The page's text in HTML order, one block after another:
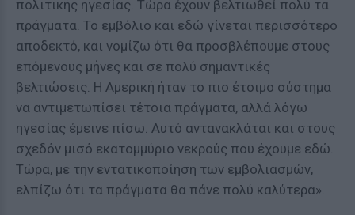
πολιτικής ηγεσίας. Τώρα έχουν βελτιωθεί πολύ τα
πράγματα. Το εμβόλιο και εδώ γίνεται περισσότερο
αποδεκτό, και νομίζω ότι θα προσβλέπουμε στους
επόμενους μήνες και σε πολύ σημαντικές
βελτιώσεις. Η Αμερική ήταν το πιο έτοιμο σύστημα
να αντιμετωπίσει τέτοια πράγματα, αλλά λόγω
ηγεσίας έμεινε πίσω. Αυτό αντανακλάται και στους
σχεδόν μισό εκατομμύριο νεκρούς που έχουμε εδώ.
Τώρα, με την εντατικοποίηση των εμβολιασμών,
ελπίζω ότι τα πράγματα θα πάνε πολύ καλύτερα».